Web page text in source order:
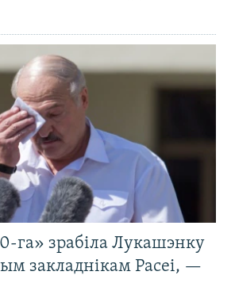
га» зрабіла Лукашэнку
закладнікам Расеі, —